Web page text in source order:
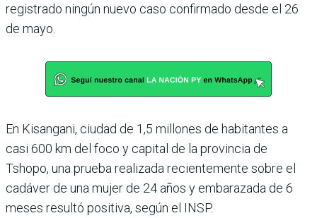
registrado ningún nuevo caso confirmado desde el 26
de mayo.
En Kisangani, ciudad de 1,5 millones de habitantes a
casi 600 km del foco y capital de la provincia de
Tshopo, una prueba realizada recientemente sobre el
cadáver de una mujer de 24 años y embarazada de 6
meses resultó positiva, según el INSP.